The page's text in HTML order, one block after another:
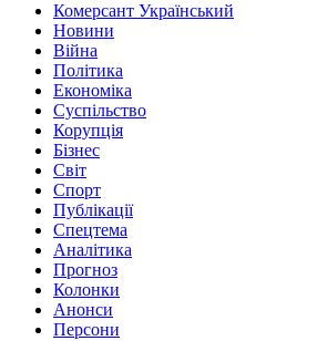
Комерсант Український
Новини
Війна
Політика
Економіка
Суспільство
Корупція
Бізнес
Світ
Спорт
Публікації
Спецтема
Аналітика
Прогноз
Колонки
Анонси
Персони